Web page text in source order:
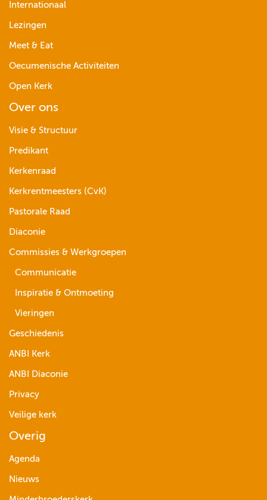
Internationaal
Lezingen
Meet & Eat
Oecumenische Activiteiten
Open Kerk
Over ons
Visie & Structuur
Predikant
Kerkenraad
Kerkrentmeesters (CvK)
Pastorale Raad
Diaconie
Commissies & Werkgroepen
Communicatie
Inspiratie & Ontmoeting
Vieringen
Geschiedenis
ANBI Kerk
ANBI Diaconie
Privacy
Veilige kerk
Overig
Agenda
Nieuws